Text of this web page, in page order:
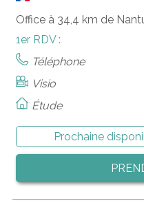
Office à 34,4 km de
1er RDV :
Téléphone
Visio
Étude
Prochaine